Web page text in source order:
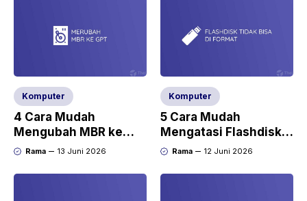
Komputer
4 Cara Mudah
Mengubah MBR ke
GPT di Windows 10
Rama 13 Juni 2026
Komputer
5 Cara Mudah
Mengatasi Flashdisk
Tidak Bisa Diformat
Rama 12 Juni 2026